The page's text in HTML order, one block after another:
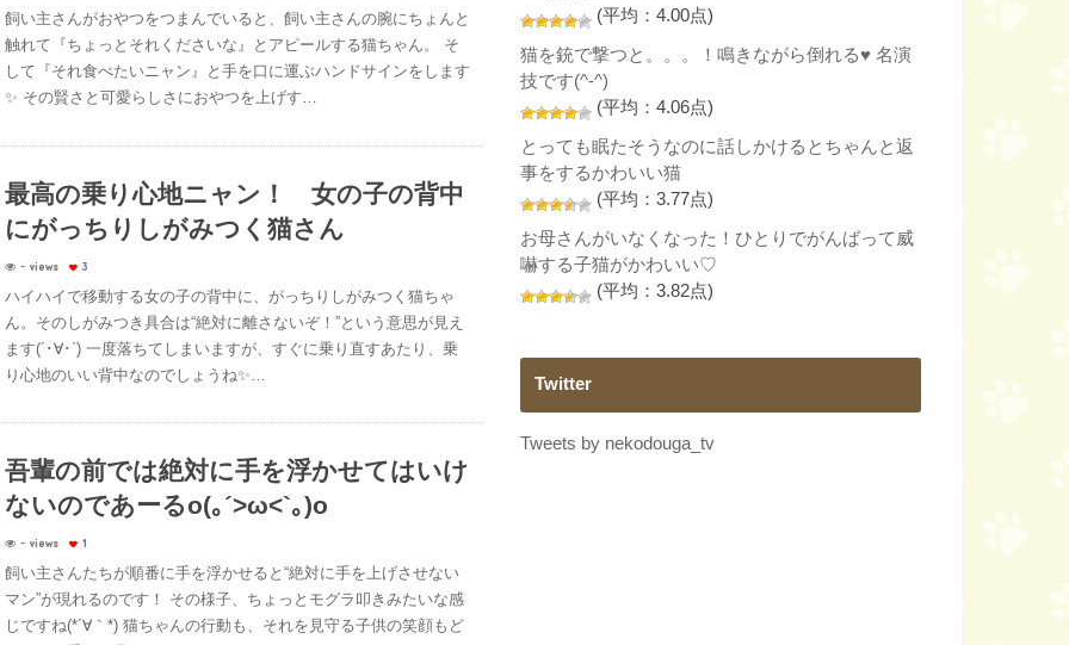
飼い主さんがおやつをつまんでいると、飼い主さんの腕にちょんと
触れて『ちょっとそれくださいな』とアピールする猫ちゃん。 そ
して『それ食べたいニャン』と手を口に運ぶハンドサインをします
✨ その賢さと可愛らしさにおやつを上げす…
最高の乗り心地ニャン！ 女の子の背中
にがっちりしがみつく猫さん
- views 3
ハイハイで移動する女の子の背中に、がっちりしがみつく猫ちゃ
ん。そのしがみつき具合は“絶対に離さないぞ！”という意思が見え
ます(´･∀･`) 一度落ちてしまいますが、すぐに乗り直すあたり、乗
り心地のいい背中なのでしょうね✨…
吾輩の前では絶対に手を浮かせてはいけ
ないのであーるo(｡´>ω<`｡)o
- views 1
飼い主さんたちが順番に手を浮かせると“絶対に手を上げさせない
マン”が現れるのです！ その様子、ちょっとモグラ叩きみたいな感
じですね(*´∀｀*) 猫ちゃんの行動も、それを見守る子供の笑顔もど
(平均：4.00点)
猫を銃で撃つと。。。！鳴きながら倒れる♥ 名演
技です(^-^)
(平均：4.06点)
とっても眠たそうなのに話しかけるとちゃんと返
事をするかわいい猫
(平均：3.77点)
お母さんがいなくなった！ひとりでがんばって威
嚇する子猫がかわいい♡
(平均：3.82点)
Twitter
Tweets by nekodouga_tv